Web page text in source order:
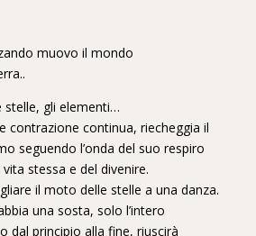
muovo il mondo
stelle, gli elementi…
contrazione continua, riecheggia il
seguendo l’onda del suo respiro
stessa e del divenire.
il moto delle stelle a una danza.
una sosta, solo l’intero
dal principio alla fine, riuscirà